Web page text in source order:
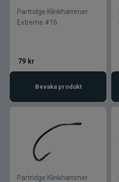
Molix
Mustad
Myran
Normark
Partridge Klinkhammer
Extreme #16
79 kr
Bevaka produkt
Partridge Klinkhammer